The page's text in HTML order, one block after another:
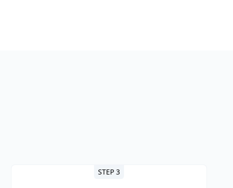
STEP 3